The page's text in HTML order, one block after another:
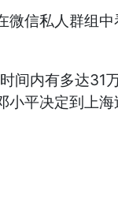
信私人群组
内有多达31
平决定到上